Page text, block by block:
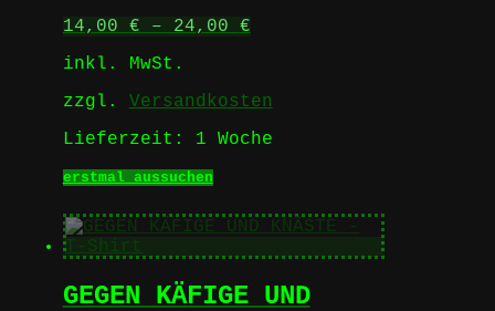
14,00 € – 24,00 €
inkl. MwSt.
zzgl. Versandkosten
Lieferzeit: 1 Woche
erstmal aussuchenDieses
weist
mehrere
Varianten
Die
GEGEN KÄFIGE UND